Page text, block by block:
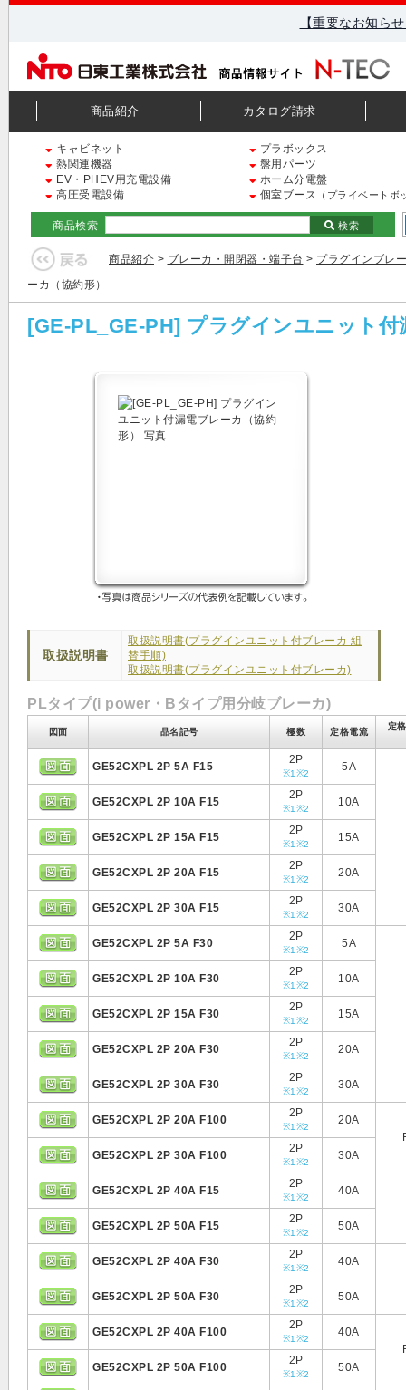
【重要なお知ら
商品紹介 カタログ請求
キャビネット
プラボックス
熱関連機器
盤用パーツ
EV・PHEV用充電設備
ホーム分電盤
高圧受電設備
個室ブース （プライベートボ
商品検索 検索
商品紹介 > ブレーカ・開閉器・端子台 > プラグインブレ
ーカ（協約形）
[GE-PL_GE-PH] プラグインユニット付
取扱説明書
取扱説明書(プラグインユニット付ブレーカ 組
替手順)
取扱説明書(プラグインユニット付ブレーカ)
PLタイプ(i power・Bタイプ用分岐ブレーカ)
図面 品名記号 極数 定格電流
定
GE52CXPL 2P 5A F15
2P
※1 ※2
5A
GE52CXPL 2P 10A F15
2P
※1 ※2
10A
GE52CXPL 2P 15A F15
2P
※1 ※2
15A
GE52CXPL 2P 20A F15
2P
※1 ※2
20A
GE52CXPL 2P 30A F15
2P
※1 ※2
30A
GE52CXPL 2P 5A F30
2P
※1 ※2
5A
GE52CXPL 2P 10A F30
2P
※1 ※2
10A
GE52CXPL 2P 15A F30
2P
※1 ※2
15A
GE52CXPL 2P 20A F30
2P
※1 ※2
20A
GE52CXPL 2P 30A F30
2P
※1 ※2
30A
GE52CXPL 2P 20A F100
2P
※1 ※2
20A
GE52CXPL 2P 30A F100
2P
※1 ※2
30A
GE52CXPL 2P 40A F15
2P
※1 ※2
40A
GE52CXPL 2P 50A F15
2P
※1 ※2
50A
GE52CXPL 2P 40A F30
2P
※1 ※2
40A
GE52CXPL 2P 50A F30
2P
※1 ※2
50A
GE52CXPL 2P 40A F100
2P
※1 ※2
40A
GE52CXPL 2P 50A F100
2P
※1 ※2
50A